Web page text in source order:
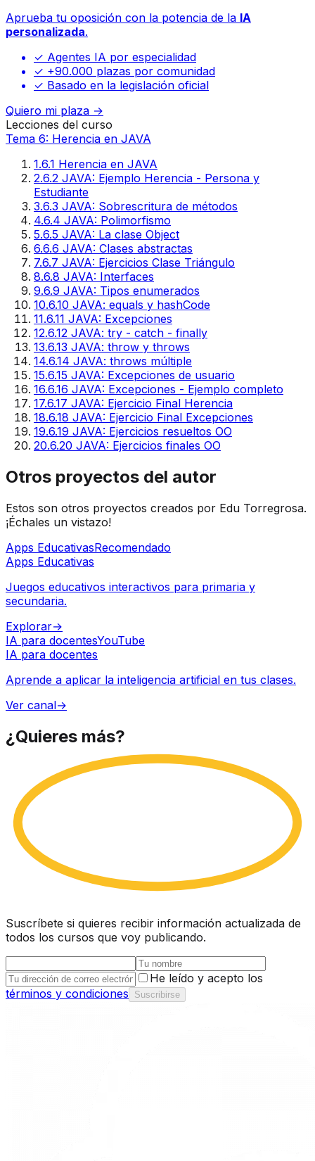
Aprueba tu oposición con la potencia de la IA
personalizada.
✓ Agentes IA por especialidad
✓ +90.000 plazas por comunidad
✓ Basado en la legislación oficial
Quiero mi plaza →
Lecciones del curso
Tema 6: Herencia en JAVA
1.6.1 Herencia en JAVA
2.6.2 JAVA: Ejemplo Herencia - Persona y
Estudiante
3.6.3 JAVA: Sobrescritura de métodos
4.6.4 JAVA: Polimorfismo
5.6.5 JAVA: La clase Object
6.6.6 JAVA: Clases abstractas
7.6.7 JAVA: Ejercicios Clase Triángulo
8.6.8 JAVA: Interfaces
9.6.9 JAVA: Tipos enumerados
10.6.10 JAVA: equals y hashCode
11.6.11 JAVA: Excepciones
12.6.12 JAVA: try - catch - finally
13.6.13 JAVA: throw y throws
14.6.14 JAVA: throws múltiple
15.6.15 JAVA: Excepciones de usuario
16.6.16 JAVA: Excepciones - Ejemplo completo
17.6.17 JAVA: Ejercicio Final Herencia
18.6.18 JAVA: Ejercicio Final Excepciones
19.6.19 JAVA: Ejercicios resueltos OO
20.6.20 JAVA: Ejercicios finales OO
Otros proyectos del autor
Estos son otros proyectos creados por Edu Torregrosa.
¡Échales un vistazo!
Apps EducativasRecomendado
Apps Educativas
Juegos educativos interactivos para primaria y
secundaria.
Explorar→
IA para docentesYouTube
IA para docentes
Aprende a aplicar la inteligencia artificial en tus clases.
Ver canal→
¿Quieres más?
Suscríbete si quieres recibir información actualizada de
todos los cursos que voy publicando.
He leído y acepto los
términos y condiciones
Suscribirse